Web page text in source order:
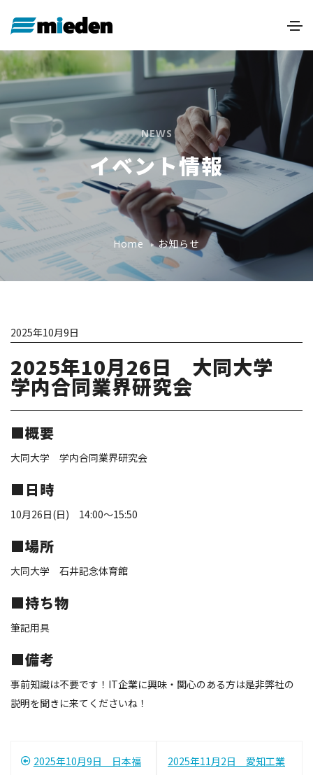
NEWS
イベント情報
Home お知らせ
2025年10月9日
2025年10月26日 大同大学
学内合同業界研究会
■概要
大同大学 学内合同業界研究会
■日時
10月26日(日) 14:00～15:50
■場所
大同大学 石井記念体育館
■持ち物
筆記用具
■備考
事前知識は不要です！IT企業に興味・関心のある方は是非弊社の
説明を聞きに来てくださいね！
投
2025年10月9日 日本福
2025年11月2日 愛知工業